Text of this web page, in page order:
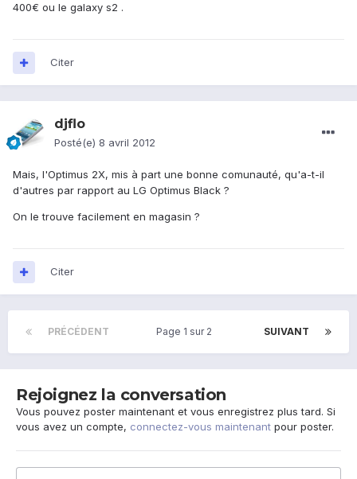
400€ ou le galaxy s2 .
Citer
djflo
Posté(e) 8 avril 2012
Mais, l'Optimus 2X, mis à part une bonne comunauté, qu'a-t-il
d'autres par rapport au LG Optimus Black ?
On le trouve facilement en magasin ?
Citer
PRÉCÉDENT SUIVANT
Page 1 sur 2
Rejoignez la conversation
Vous pouvez poster maintenant et vous enregistrez plus tard. Si
vous avez un compte, connectez-vous maintenant pour poster.